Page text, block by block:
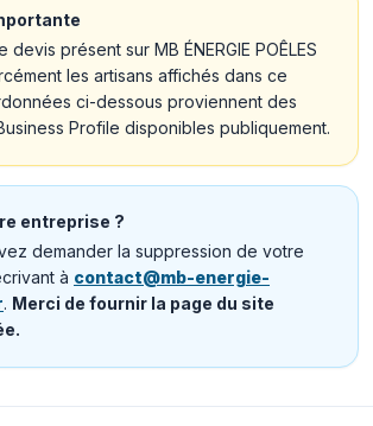
devis présent sur MB ÉNERGIE POÊLES
les artisans affichés dans ce
ci-dessous proviennent des
Profile disponibles publiquement.
entreprise ?
demander la suppression de votre
à contact@mb-energie-
. Merci de fournir la page du site